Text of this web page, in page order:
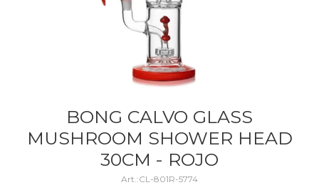
BONG CALVO GLASS
MUSHROOM SHOWER HEAD
30CM - ROJO
CL-801R-5774